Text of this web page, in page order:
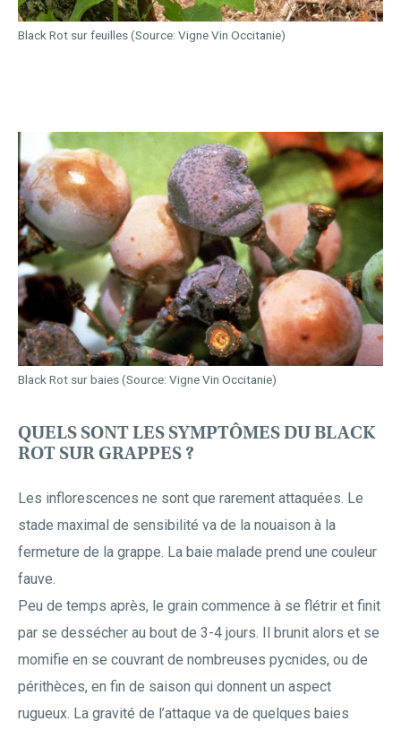
Black Rot sur feuilles (Source: Vigne Vin Occitanie)
QUELS SONT LES SYMPTÔMES DU BLACK
ROT SUR GRAPPES ?
Les inflorescences ne sont que rarement attaquées. Le
stade maximal de sensibilité va de la nouaison à la
fermeture de la grappe. La baie malade prend une couleur
fauve.
Peu de temps après, le grain commence à se flétrir et finit
par se dessécher au bout de 3-4 jours. Il brunit alors et se
momifie en se couvrant de nombreuses pycnides, ou de
périthèces, en fin de saison qui donnent un aspect
rugueux. La gravité de l’attaque va de quelques baies
Black Rot sur baies (Source: Vigne Vin Occitanie)